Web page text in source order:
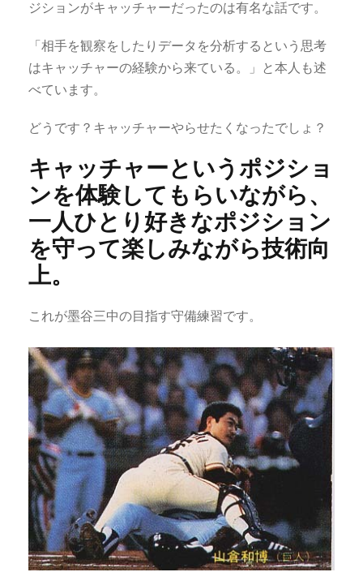
ジションがキャッチャーだったのは有名な話です。
「相手を観察をしたりデータを分析するという思考
はキャッチャーの経験から来ている。」と本人も述
べています。
どうです？キャッチャーやらせたくなったでしょ？
キャッチャーというポジショ
ンを体験してもらいながら、
一人ひとり好きなポジション
を守って楽しみながら技術向
上。
これが墨谷三中の目指す守備練習です。